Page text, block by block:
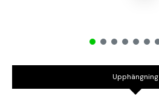
Upphängning